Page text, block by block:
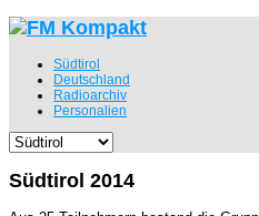
Südtirol
Deutschland
Radioarchiv
Personalien
Südtirol 2014